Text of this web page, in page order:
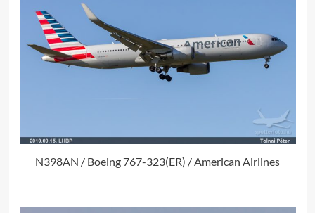
N398AN / Boeing 767-323(ER) / American Airlines